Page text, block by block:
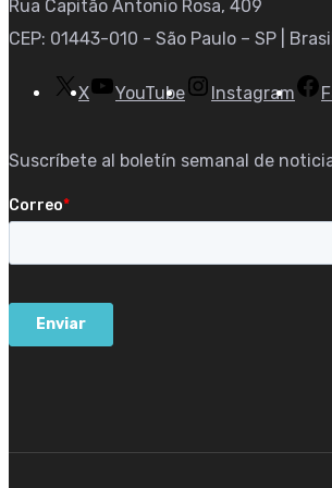
Rua Capitão Antonio Rosa, 409
CEP: 01443-010 - São Paulo – SP |
X YouTube Instagram
Suscríbete al boletín semanal de